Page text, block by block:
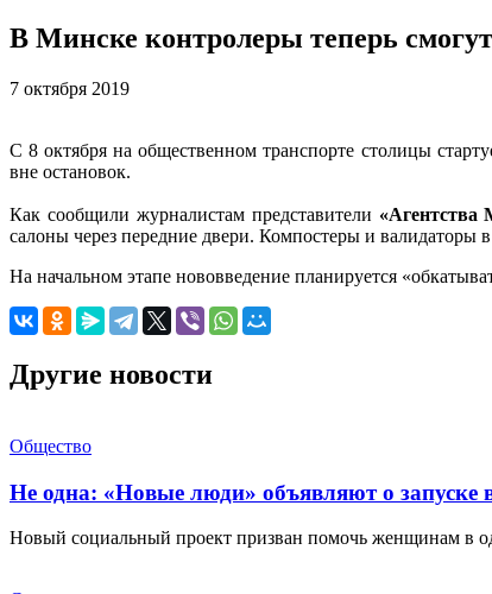
В Минске контролеры теперь
7 октября 2019
С 8 октября на общественном транспорте столицы
вне остановок.
Как сообщили журналистам представители «Агентства
салоны через передние двери. Компостеры и валидаторы
На начальном этапе нововведение планируется
Другие новости
Общество
Не одна: «Новые люди» объявляют о запуске
Новый социальный проект призван помочь женщинам в